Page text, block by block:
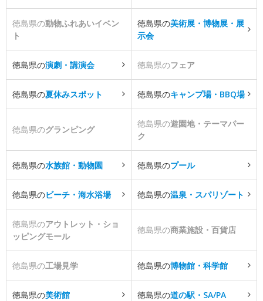
徳島県の動物ふれあいイベン
ト
徳島県の美術展・博物展・展
示会
徳島県の演劇・講演会 徳島県のフェア
徳島県の夏休みスポット 徳島県のキャンプ場・BBQ場
徳島県のグランピング
徳島県の遊園地・テーマパー
ク
徳島県の水族館・動物園 徳島県のプール
徳島県のビーチ・海水浴場 徳島県の温泉・スパリゾート
徳島県のアウトレット・ショ
ッピングモール
徳島県の商業施設・百貨店
徳島県の工場見学 徳島県の博物館・科学館
徳島県の美術館 徳島県の道の駅・SA/PA